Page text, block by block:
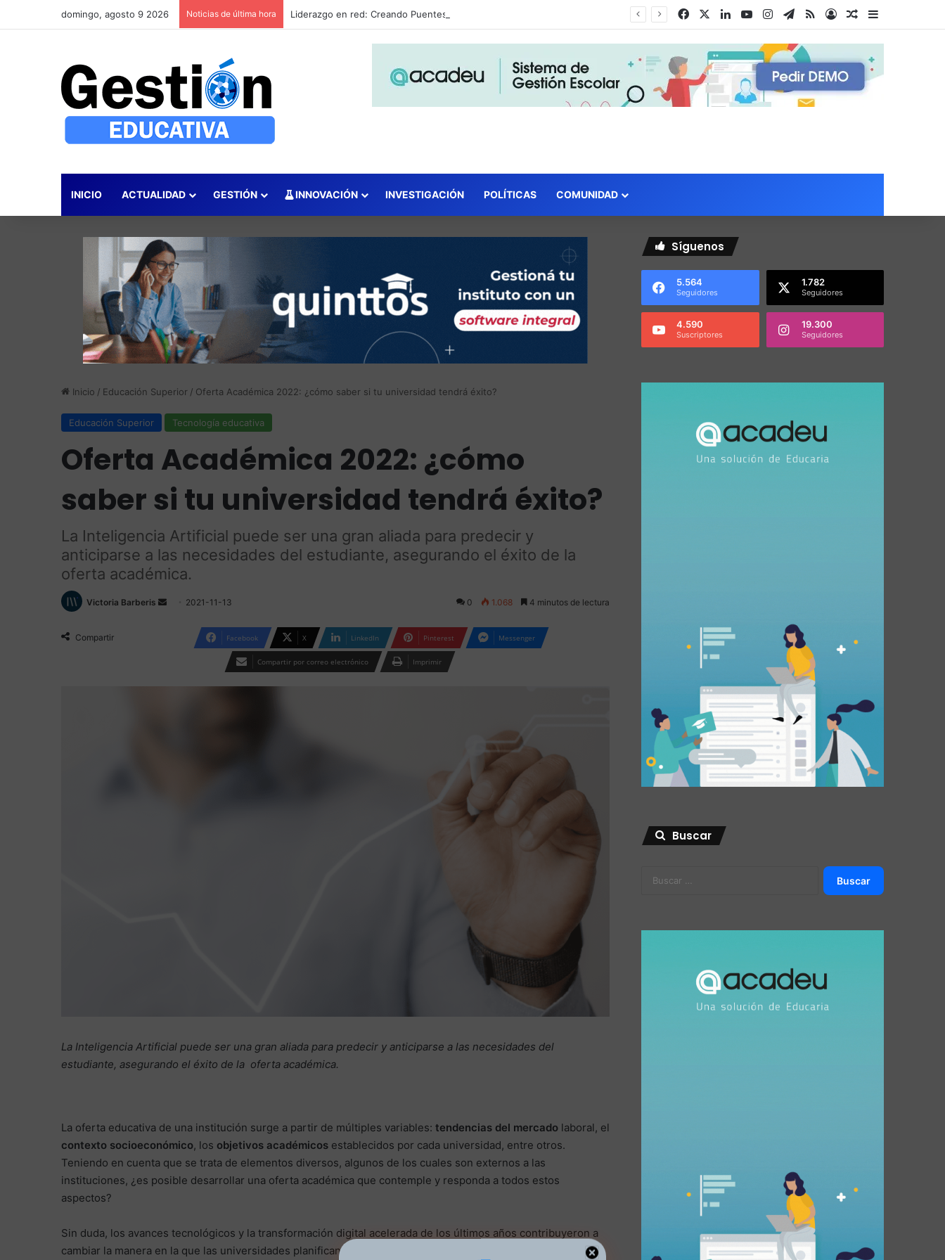
domingo, agosto 9 2026 Noticias de última hora FacebookLinkedInYouTubeInstagram
Telegram
RSSAccesoPublicación al
Barra lateral
INICIO ACTUALIDAD GESTIÓN INNOVACIÓN INVESTIGACIÓN POLÍTICAS COMUNIDAD
Inicio / Educación Superior / Oferta Académica 2022: ¿cómo saber si tu universidad tendrá éxito?
Educación Superior Tecnología educativa
Oferta Académica 2022: ¿cómo
saber si tu universidad tendrá éxito?
La Inteligencia Artificial puede ser una gran aliada para predecir y
anticiparse a las necesidades del estudiante, asegurando el éxito de la
oferta académica.
Victoria Barberis
Send 2021-11-13 0 1.068 4 minutos de lectura
Compartir Facebook X LinkedIn Pinterest Messenger
Compartir por correo electrónico Imprimir
La Inteligencia Artificial puede ser una gran aliada para predecir y anticiparse a las necesidades del
estudiante, asegurando el éxito de la oferta académica.
La oferta educativa de una institución surge a partir de múltiples variables: tendencias del mercado laboral, el
contexto socioeconómico, los objetivos académicos establecidos por cada universidad, entre otros.
Teniendo en cuenta que se trata de elementos diversos, algunos de los cuales son externos a las
instituciones, ¿es posible desarrollar una oferta académica que contemple y responda a todos estos
aspectos?
Sin duda, los avances tecnológicos y la transformación digital acelerada de los últimos años contribuyeron a
cambiar la manera en la que las universidades planifican su propuesta educativa. Del mismo modo, influyen
Síguenos
5.564
Seguidores
1.782
Seguidores
4.590
Suscriptores
19.300
Seguidores
Buscar
Buscar: